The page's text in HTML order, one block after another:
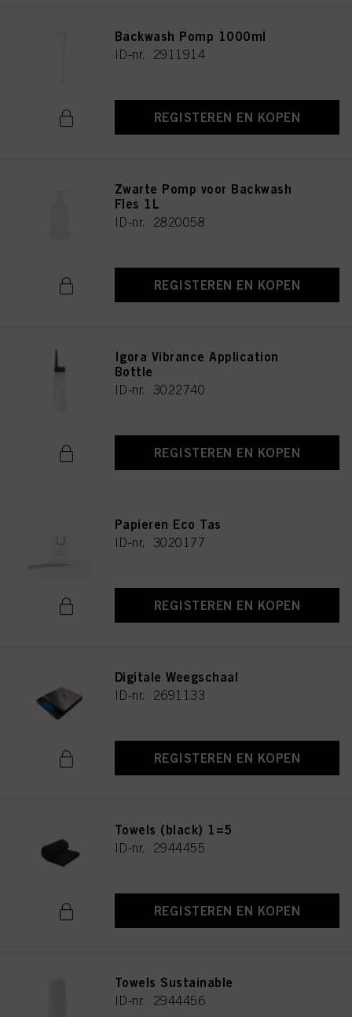
Backwash Pomp 1000ml
ID-nr. 2911914
REGISTEREN EN KOPEN
Zwarte Pomp voor Backwash
Fles 1L
ID-nr. 2820058
REGISTEREN EN KOPEN
Igora Vibrance Application
Bottle
ID-nr. 3022740
REGISTEREN EN KOPEN
Papieren Eco Tas
ID-nr. 3020177
REGISTEREN EN KOPEN
Digitale Weegschaal
ID-nr. 2691133
REGISTEREN EN KOPEN
Towels (black) 1=5
ID-nr. 2944455
REGISTEREN EN KOPEN
Towels Sustainable
ID-nr. 2944456